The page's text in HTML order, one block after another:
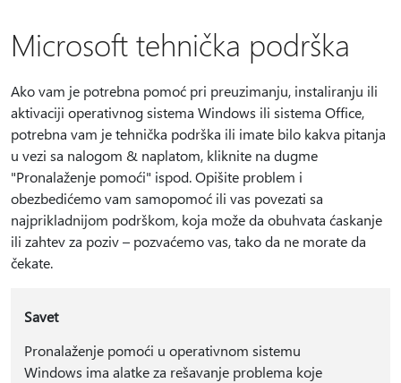
Microsoft tehnička podrška
Ako vam je potrebna pomoć pri preuzimanju, instaliranju ili
aktivaciji operativnog sistema Windows ili sistema Office,
potrebna vam je tehnička podrška ili imate bilo kakva pitanja
u vezi sa nalogom & naplatom, kliknite na dugme
"Pronalaženje pomoći" ispod. Opišite problem i
obezbedićemo vam samopomoć ili vas povezati sa
najprikladnijom podrškom, koja može da obuhvata ćaskanje
ili zahtev za poziv – pozvaćemo vas, tako da ne morate da
čekate.
Savet
Pronalaženje pomoći u operativnom sistemu
Windows ima alatke za rešavanje problema koje